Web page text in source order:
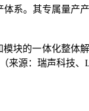
系。其专属量产
块的一体化整体
源：瑞声科技、